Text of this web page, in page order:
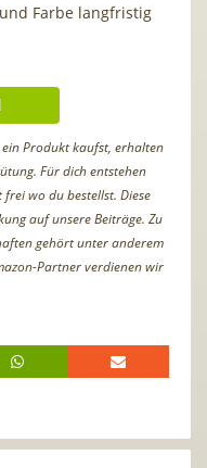
Farbe langfristig
Produkt kaufst, erhalten
Für dich entstehen
wo du bestellst. Diese
auf unsere Beiträge. Zu
gehört unter anderem
Partner verdienen wir